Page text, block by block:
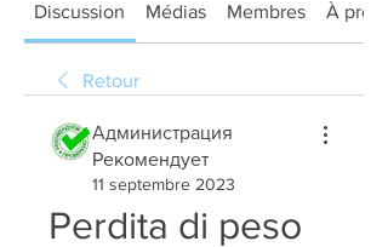
Discussion Médias Membres À
Retour
Администрация
Рекомендует
11 septembre 2023
Perdita di peso